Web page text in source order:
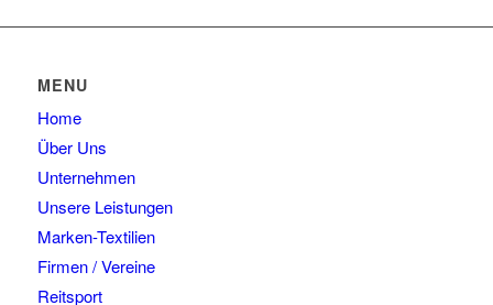
MENU
Home
Über Uns
Unternehmen
Unsere Leistungen
Marken-Textilien
Firmen / Vereine
Reitsport